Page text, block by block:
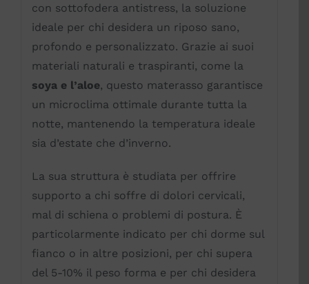
con sottofodera antistress, la soluzione
ideale per chi desidera un riposo sano,
profondo e personalizzato. Grazie ai suoi
materiali naturali e traspiranti, come la
soya e l’aloe, questo materasso garantisce
un microclima ottimale durante tutta la
notte, mantenendo la temperatura ideale
sia d’estate che d’inverno.
La sua struttura è studiata per offrire
supporto a chi soffre di dolori cervicali,
mal di schiena o problemi di postura. È
particolarmente indicato per chi dorme sul
fianco o in altre posizioni, per chi supera
del 5-10% il peso forma e per chi desidera